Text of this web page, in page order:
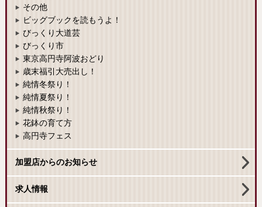
その他
ビッグブックを読もうよ！
びっくり大道芸
びっくり市
東京高円寺阿波おどり
歳末福引大売出し！
純情冬祭り！
純情夏祭り！
純情秋祭り！
花鉢の育て方
高円寺フェス
加盟店からのお知らせ
求人情報